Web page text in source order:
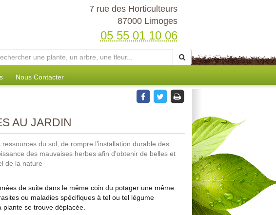
7 rue des Horticulteurs
87000 Limoges
05 55 01 10 06
Nous Contacter
AU JARDIN
du sol, de rompre l’installation durable des
des mauvaises herbes afin d'obtenir de belles et
de la nature
de suite dans le même coin du potager une même
ou maladies spécifiques à tel ou tel légume
plante se trouve déplacée.